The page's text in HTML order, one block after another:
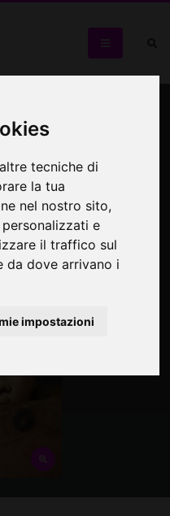
tecniche di
la tua
nel nostro sito,
e
il traffico sul
da dove arrivano i
impostazioni